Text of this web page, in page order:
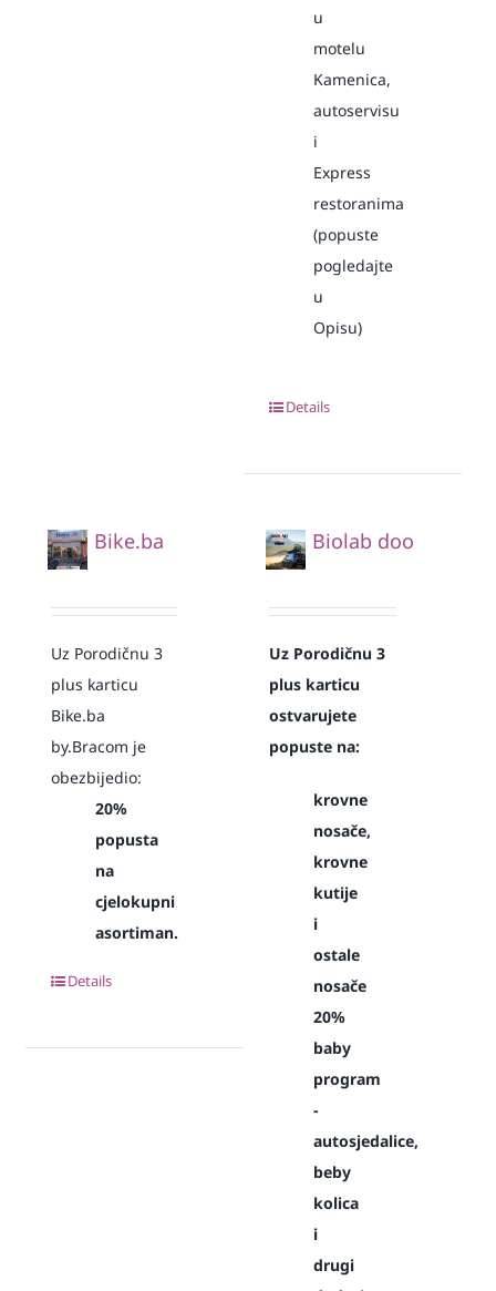
u
motelu
Kamenica,
autoservisu
i
Express
restoranima
(popuste
pogledajte
u
Opisu)
Details
Bike.ba
Uz Porodičnu 3
plus karticu
Bike.ba
by.Bracom je
obezbijedio:
20%
popusta
na
cjelokupni
asortiman.
Details
Biolab doo
Uz Porodičnu 3
plus karticu
ostvarujete
popuste na:
krovne
nosače,
krovne
kutije
i
ostale
nosače
20%
baby
program
-
autosjedalice,
beby
kolica
i
drugi